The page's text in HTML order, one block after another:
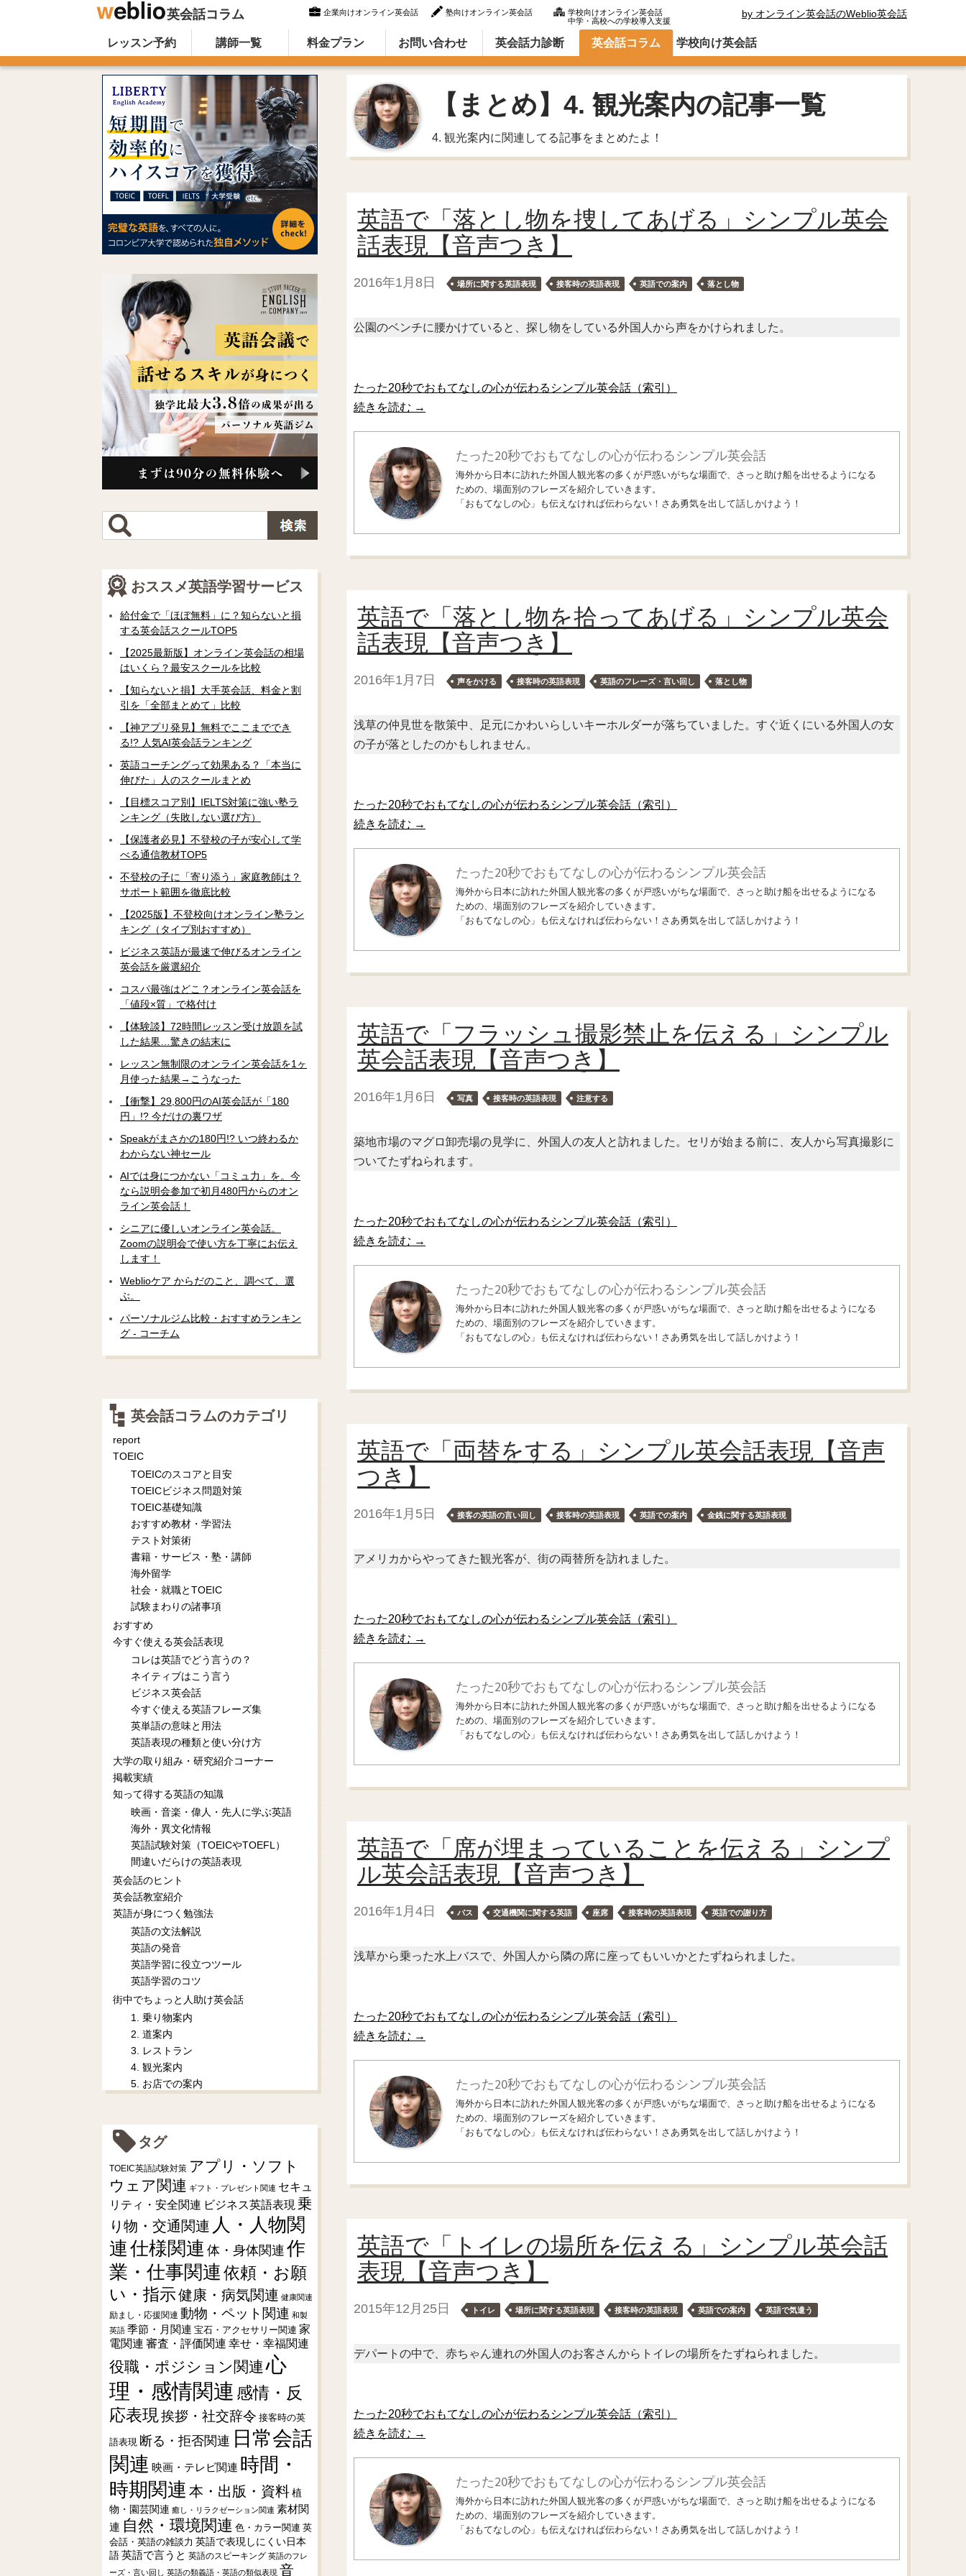
英会話コラム 企業向けオンライン英会話 塾向けオンライン英会話
学校向けオンライン英会話
中学・高校への学校導入支援
by オンライン英会話のWeblio英会話
オンライン英会話のWeblio英会話コラム（英語での言い方・英語表現）
Skip to content
レッスン予約 講師一覧 料金プラン お問い合わせ 英会話力診断 英会話コラム 学校向け英会話
【まとめ】4. 観光案内の記事一覧
4. 観光案内に関連してる記事をまとめたよ！
英語で「落とし物を捜してあげる」シンプル英会
話表現【音声つき】
2016年1月8日 場所に関する英語表現 接客時の英語表現 英語での案内 落とし物
公園のベンチに腰かけていると、探し物をしている外国人から声をかけられました。
たった20秒でおもてなしの心が伝わるシンプル英会話（索引）
続きを読む →
たった20秒でおもてなしの心が伝わるシンプル英会話
海外から日本に訪れた外国人観光客の多くが戸惑いがちな場面で、さっと助け船を出せるようになる
ための、場面別のフレーズを紹介していきます。
「おもてなしの心」も伝えなければ伝わらない！さあ勇気を出して話しかけよう！
英語で「落とし物を拾ってあげる」シンプル英会
話表現【音声つき】
2016年1月7日 声をかける 接客時の英語表現 英語のフレーズ・言い回し 落とし物
浅草の仲見世を散策中、足元にかわいらしいキーホルダーが落ちていました。すぐ近くにいる外国人の女
の子が落としたのかもしれません。
たった20秒でおもてなしの心が伝わるシンプル英会話（索引）
続きを読む →
たった20秒でおもてなしの心が伝わるシンプル英会話
海外から日本に訪れた外国人観光客の多くが戸惑いがちな場面で、さっと助け船を出せるようになる
ための、場面別のフレーズを紹介していきます。
「おもてなしの心」も伝えなければ伝わらない！さあ勇気を出して話しかけよう！
英語で「フラッシュ撮影禁止を伝える」シンプル
英会話表現【音声つき】
2016年1月6日 写真 接客時の英語表現 注意する
築地市場のマグロ卸売場の見学に、外国人の友人と訪れました。セリが始まる前に、友人から写真撮影に
ついてたずねられます。
たった20秒でおもてなしの心が伝わるシンプル英会話（索引）
続きを読む →
たった20秒でおもてなしの心が伝わるシンプル英会話
海外から日本に訪れた外国人観光客の多くが戸惑いがちな場面で、さっと助け船を出せるようになる
ための、場面別のフレーズを紹介していきます。
「おもてなしの心」も伝えなければ伝わらない！さあ勇気を出して話しかけよう！
英語で「両替をする」シンプル英会話表現【音声
つき】
2016年1月5日 接客の英語の言い回し 接客時の英語表現 英語での案内 金銭に関する英語表現
アメリカからやってきた観光客が、街の両替所を訪れました。
たった20秒でおもてなしの心が伝わるシンプル英会話（索引）
続きを読む →
たった20秒でおもてなしの心が伝わるシンプル英会話
海外から日本に訪れた外国人観光客の多くが戸惑いがちな場面で、さっと助け船を出せるようになる
ための、場面別のフレーズを紹介していきます。
「おもてなしの心」も伝えなければ伝わらない！さあ勇気を出して話しかけよう！
英語で「席が埋まっていることを伝える」シンプ
ル英会話表現【音声つき】
2016年1月4日 バス 交通機関に関する英語 座席 接客時の英語表現 英語での謝り方
浅草から乗った水上バスで、外国人から隣の席に座ってもいいかとたずねられました。
たった20秒でおもてなしの心が伝わるシンプル英会話（索引）
続きを読む →
たった20秒でおもてなしの心が伝わるシンプル英会話
海外から日本に訪れた外国人観光客の多くが戸惑いがちな場面で、さっと助け船を出せるようになる
ための、場面別のフレーズを紹介していきます。
「おもてなしの心」も伝えなければ伝わらない！さあ勇気を出して話しかけよう！
英語で「トイレの場所を伝える」シンプル英会話
表現【音声つき】
2015年12月25日 トイレ 場所に関する英語表現 接客時の英語表現 英語での案内 英語で気遣う
デパートの中で、赤ちゃん連れの外国人のお客さんからトイレの場所をたずねられました。
たった20秒でおもてなしの心が伝わるシンプル英会話（索引）
続きを読む →
たった20秒でおもてなしの心が伝わるシンプル英会話
海外から日本に訪れた外国人観光客の多くが戸惑いがちな場面で、さっと助け船を出せるようになる
ための、場面別のフレーズを紹介していきます。
「おもてなしの心」も伝えなければ伝わらない！さあ勇気を出して話しかけよう！
おススメ英語学習サービス
給付金で「ほぼ無料」に？知らないと損
する英会話スクールTOP5
【2025最新版】オンライン英会話の相場
はいくら？最安スクールを比較
【知らないと損】大手英会話、料金と割
引を「全部まとめて」比較
【神アプリ発見】無料でここまででき
る!? 人気AI英会話ランキング
英語コーチングって効果ある？「本当に
伸びた」人のスクールまとめ
【目標スコア別】IELTS対策に強い塾ラ
ンキング（失敗しない選び方）
【保護者必見】不登校の子が安心して学
べる通信教材TOP5
不登校の子に「寄り添う」家庭教師は？
サポート範囲を徹底比較
【2025版】不登校向けオンライン塾ラン
キング（タイプ別おすすめ）
ビジネス英語が最速で伸びるオンライン
英会話を厳選紹介
コスパ最強はどこ？オンライン英会話を
「値段×質」で格付け
【体験談】72時間レッスン受け放題を試
した結果…驚きの結末に
レッスン無制限のオンライン英会話を1ヶ
月使った結果→こうなった
【衝撃】29,800円のAI英会話が「180
円」!? 今だけの裏ワザ
Speakがまさかの180円!? いつ終わるか
わからない神セール
AIでは身につかない「コミュ力」を。今
なら説明会参加で初月480円からのオン
ライン英会話！
シニアに優しいオンライン英会話。
Zoomの説明会で使い方を丁寧にお伝え
します！
Weblioケア からだのこと、調べて、選
ぶ。
パーソナルジム比較・おすすめランキン
グ - コーチム
英会話コラムのカテゴリ
report
TOEIC
TOEICのスコアと目安
TOEICビジネス問題対策
TOEIC基礎知識
おすすめ教材・学習法
テスト対策術
書籍・サービス・塾・講師
海外留学
社会・就職とTOEIC
試験まわりの諸事項
おすすめ
今すぐ使える英会話表現
コレは英語でどう言うの？
ネイティブはこう言う
ビジネス英会話
今すぐ使える英語フレーズ集
英単語の意味と用法
英語表現の種類と使い分け方
大学の取り組み・研究紹介コーナー
掲載実績
知って得する英語の知識
映画・音楽・偉人・先人に学ぶ英語
海外・異文化情報
英語試験対策（TOEICやTOEFL）
間違いだらけの英語表現
英会話のヒント
英会話教室紹介
英語が身につく勉強法
英語の文法解説
英語の発音
英語学習に役立つツール
英語学習のコツ
街中でちょっと人助け英会話
1. 乗り物案内
2. 道案内
3. レストラン
4. 観光案内
5. お店での案内
タグ
TOEIC英語試験対策 アプリ・ソフト
ウェア関連 ギフト・プレゼント関連 セキュ
リティ・安全関連 ビジネス英語表現 乗
り物・交通関連 人・人物関
連仕様関連 体・身体関連 作
業・仕事関連依頼・お願
い・指示健康・病気関連 健康関連
励まし・応援関連 動物・ペット関連 和製
英語 季節・月関連 宝石・アクセサリー関連 家
電関連 審査・評価関連 幸せ・幸福関連
役職・ポジション関連 心
理・感情関連 感情・反
応表現挨拶・社交辞令 接客時の英
語表現 断る・拒否関連 日常会話
関連 映画・テレビ関連 時間・
時期関連 本・出版・資料植
物・園芸関連 癒し・リラクゼーション関連 素材関
連 自然・環境関連 色・カラー関連 英
会話・英語の雑談力 英語で表現しにくい日本
語 英語で言うと 英語のスピーキング 英語のフレ
ーズ・言い回し 英語の類義語・英語の類似表現 音